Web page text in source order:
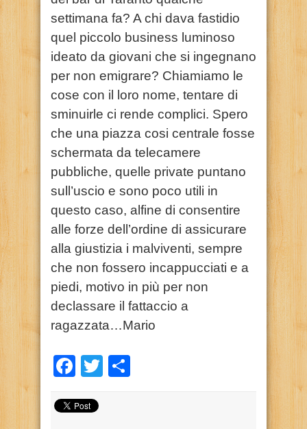
settimana fa? A chi dava fastidio
quel piccolo business luminoso
ideato da giovani che si ingegnano
per non emigrare? Chiamiamo le
cose con il loro nome, tentare di
sminuirle ci rende complici. Spero
che una piazza cosi centrale fosse
schermata da telecamere
pubbliche, quelle private puntano
sull’uscio e sono poco utili in
questo caso, alfine di consentire
alle forze dell’ordine di assicurare
alla giustizia i malviventi, sempre
che non fossero incappucciati e a
piedi, motivo in più per non
declassare il fattaccio a
ragazzata…Mario
Facebook
Twitter